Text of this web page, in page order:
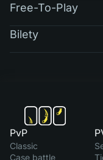
Free-To-Play
Bilety
PvP
Classic
Case battle